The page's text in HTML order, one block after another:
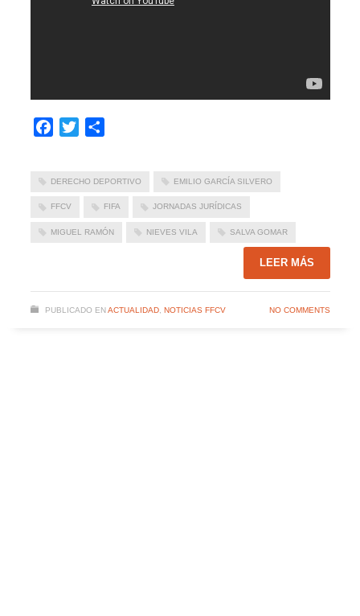
Facebook
Twitter
DERECHO DEPORTIVO EMILIO GARCÍA SILVERO
FFCV FIFA JORNADAS JURÍDICAS
MIGUEL RAMÓN NIEVES VILA SALVA GOMAR
LEER MÁS
PUBLICADO EN ACTUALIDAD, NOTICIAS FFCV NO COMMENTS